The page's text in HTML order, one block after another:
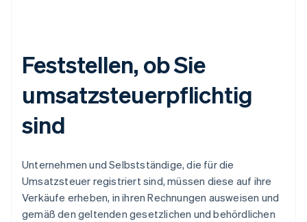
Feststellen, ob Sie
umsatzsteuerpflichtig
sind
Unternehmen und Selbstständige, die für die
Umsatzsteuer registriert sind, müssen diese auf ihre
Verkäufe erheben, in ihren Rechnungen ausweisen und
gemäß den geltenden gesetzlichen und behördlichen